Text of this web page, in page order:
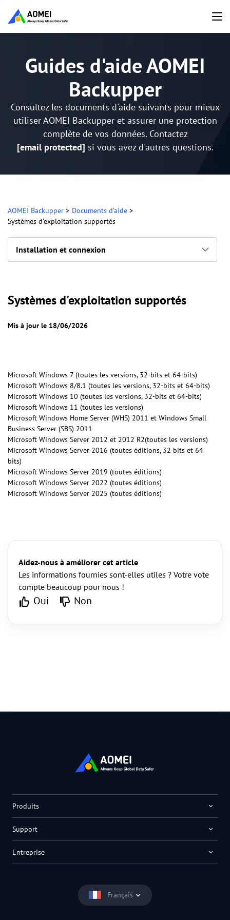
Guides d'aide AOMEI
Backupper
Consultez les documents d'aide suivants pour mieux
utiliser AOMEI Backupper et assurer une protection
complète de vos données. Contactez
[email protected] si vous avez d'autres questions.
AOMEI Backupper > Documents d'aide >
Systèmes d'exploitation supportés
Installation et connexion
Systèmes d'exploitation supportés
Mis à jour le 18/06/2026
Microsoft Windows 7 (toutes les versions, 32-bits et 64-bits)
Microsoft Windows 8/8.1 (toutes les versions, 32-bits et 64-bits)
Microsoft Windows 10 (toutes les versions, 32-bits et 64-bits)
Microsoft Windows 11 (toutes les versions)
Microsoft Windows Home Server (WHS) 2011 et Windows Small
Business Server (SBS) 2011
Microsoft Windows Server 2012 et 2012 R2(toutes les versions)
Microsoft Windows Server 2016 (toutes éditions, 32 bits et 64
bits)
Microsoft Windows Server 2019 (toutes éditions)
Microsoft Windows Server 2022 (toutes éditions)
Microsoft Windows Server 2025 (toutes éditions)
Aidez-nous à améliorer cet article
Les informations fournies sont-elles utiles ? Votre vote
compte beaucoup pour nous !
Oui Non
Français
Produits
Support
Entreprise